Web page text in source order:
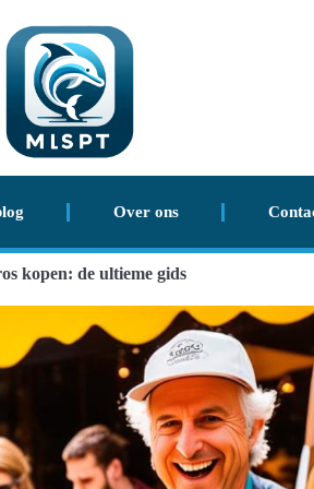
Over ons
kopen: de ultieme gids